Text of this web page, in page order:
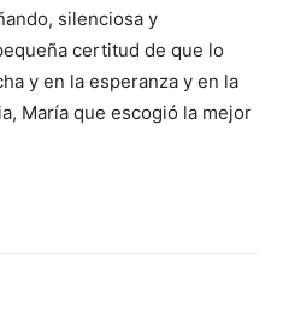
silenciosa y
certitud de que lo
y en la esperanza y en la
María que escogió la mejor